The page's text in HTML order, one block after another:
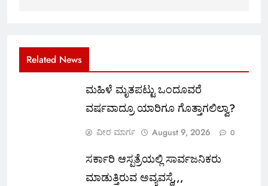
Related News
ಮಹಿಳೆ ಮೃತಪಟ್ಟು ಒಂದೂವರೆ
ವರ್ಷವಾದ್ರೂ ಯಾರಿಗೂ ಗೊತ್ತಾಗಲಿಲ್ವಾ?
ವೀರ ಮಾರ್ಗ August 9, 2026 0
ಸರ್ಕಾರಿ ಆಸ್ಪತ್ರೆಯಲ್ಲಿ ಸಾರ್ವಜನಿಕರು
ಮಾಡುತ್ತಿರುವ ಅವ್ಯವಸ್ಥೆ,,,